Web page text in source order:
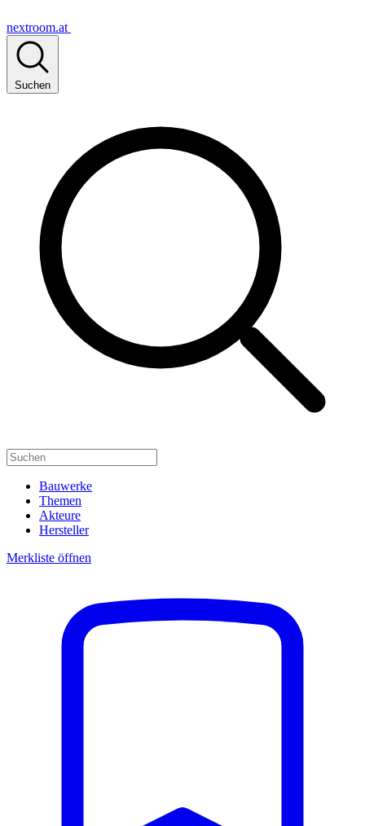
nextroom.at
Suchen
Bauwerke
Themen
Akteure
Hersteller
Merkliste öffnen